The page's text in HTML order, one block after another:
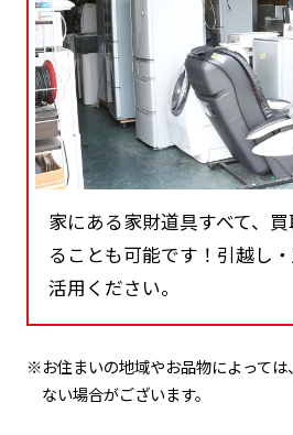
家にある家財道具すべて、
ることも可能です！引越し
活用ください。
※お住まいの地域やお品物によって
ない場合がございます。